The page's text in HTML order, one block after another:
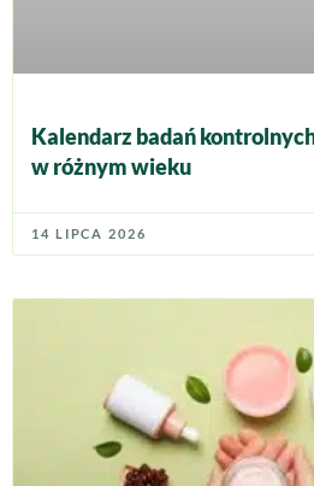
Kalendarz badań
w różnym wieku
14 LIPCA 2026